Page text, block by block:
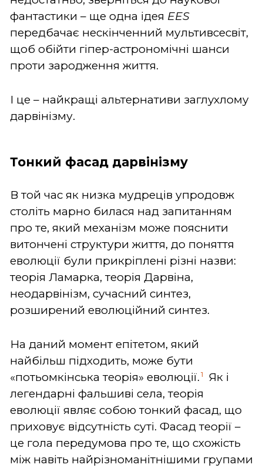
фантастики – ще одна ідея EES
передбачає нескінченний мультивсесвіт,
щоб обійти гіпер-астрономічні шанси
проти зародження життя.
І це – найкращі альтернативи заглухлому
дарвінізму.
Тонкий фасад дарвінізму
В той час як низка мудреців упродовж
століть марно билася над запитанням
про те, який механізм може пояснити
витончені структури життя, до поняття
еволюції були прикріплені різні назви:
теорія Ламарка, теорія Дарвіна,
неодарвінізм, сучасний синтез,
розширений еволюційний синтез.
На даний момент епітетом, який
найбільш підходить, може бути
«потьомкінська теорія» еволюції. 1
Як і
легендарні фальшиві села, теорія
еволюції являє собою тонкий фасад, що
приховує відсутність суті. Фасад теорії –
це гола передумова про те, що схожість
між навіть найрізноманітнішими групами